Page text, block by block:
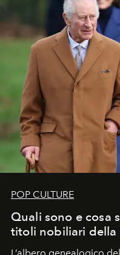
POP CULTURE
Quali sono e cosa
titoli nobiliari della